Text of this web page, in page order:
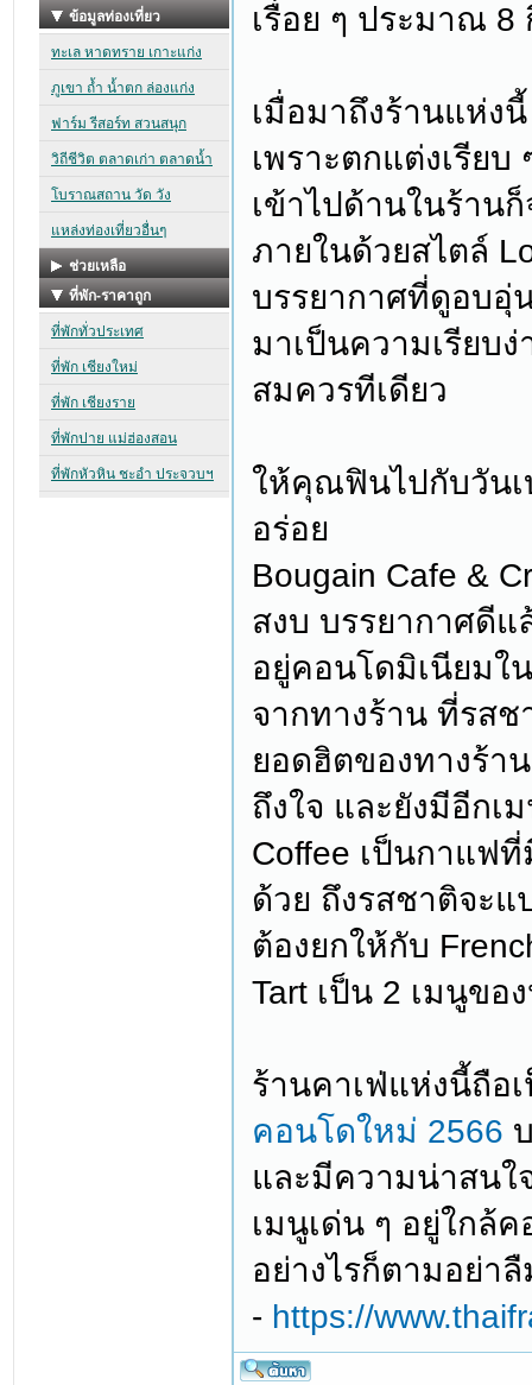
เรื่อย ๆ ประมาณ 8
เมื่อมาถึงร้านแห่ง
เพราะตกแต่งเรีย
เข้าไปด้านในร้าน
ภายในด้วยสไตล์
บรรยากาศที่ดูอบอุ่
มาเป็นความเรียบ
สมควรทีเดียว
ให้คุณฟินไปกับวันเ
อร่อย
Bougain Cafe &
สงบ บรรยากาศดี
อยู่คอนโดมิเนียมใ
จากทางร้าน ที่รส
ยอดฮิตของทางร้า
ถึงใจ และยังมีอีกเ
Coffee เป็นกาแฟ
ด้วย ถึงรสชาติจะ
ต้องยกให้กับ
Tart เป็น 2 เมนูข
ร้านคาเฟ่แห่งนี้ถือ
คอนโดใหม่ 2566
และมีความน่าสนใ
เมนูเด่น ๆ อยู่ใกล้
อย่างไรก็ตามอย่า
- https://